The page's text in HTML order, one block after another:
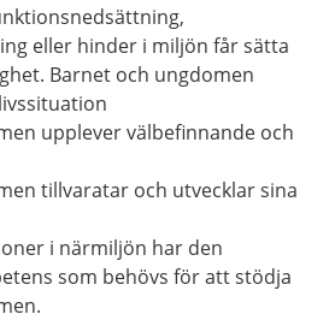
eller hinder i miljön får sätta
Barnet och ungdomen
upplever välbefinnande och
tillvaratar och utvecklar sina
i närmiljön har den
som behövs för att stödja